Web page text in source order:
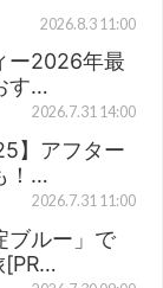
2026.8.3 11:00
ー2026年最
す…
2026.7.31 14:00
】アフター
！…
2026.7.31 11:00
ブルー」で
[PR…